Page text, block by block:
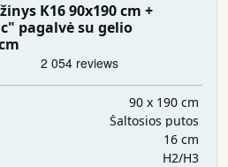
K16 90x190 cm +
pagalvė su gelio
90 x 190 cm
Šaltosios putos
16 cm
H2/H3